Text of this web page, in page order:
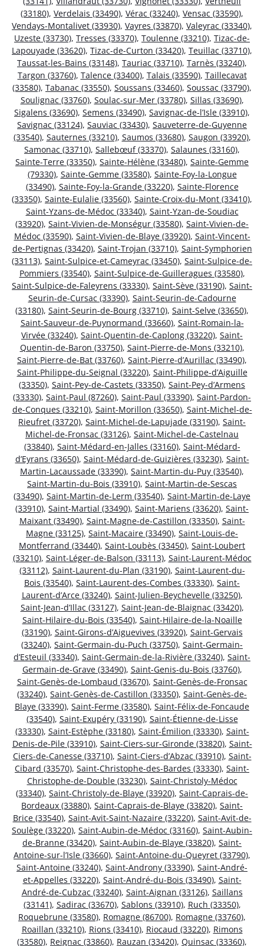
(33180), Verdelais (33490), Vérac (33240), Vensac (33590),
Vendays-Montalivet (33930), Vayres (33870), Valeyrac (33340),
Uzeste (33730), Tresses (33370), Toulenne (33210), Tizac-de-
Lapouyade (33620), Tizac-de-Curton (33420), Teuillac (33710),
Taussat-les-Bains (33148), Tauriac (33710), Tarnès (33240),
Targon (33760), Talence (33400), Talais (33590), Taillecavat
(33580), Tabanac (33550), Soussans (33460), Soussac (33790),
Soulignac (33760), Soulac-sur-Mer (33780), Sillas (33690),
Sigalens (33690), Semens (33490), Savignac-de-l’Isle (33910),
Savignac (33124), Sauviac (33430), Sauveterre-de-Guyenne
(33540), Sauternes (33210), Saumos (33680), Saugon (33920),
Samonac (33710), Sallebœuf (33370), Salaunes (33160),
Sainte-Terre (33350), Sainte-Hélène (33480), Sainte-Gemme
(79330), Sainte-Gemme (33580), Sainte-Foy-la-Longue
(33490), Sainte-Foy-la-Grande (33220), Sainte-Florence
(33350), Sainte-Eulalie (33560), Sainte-Croix-du-Mont (33410),
Saint-Yzans-de-Médoc (33340), Saint-Yzan-de-Soudiac
(33920), Saint-Vivien-de-Monségur (33580), Saint-Vivien-de-
Médoc (33590), Saint-Vivien-de-Blaye (33920), Saint-Vincent-
de-Pertignas (33420), Saint-Trojan (33710), Saint-Symphorien
(33113), Saint-Sulpice-et-Cameyrac (33450), Saint-Sulpice-de-
Pommiers (33540), Saint-Sulpice-de-Guilleragues (33580),
Saint-Sulpice-de-Faleyrens (33330), Saint-Sève (33190), Saint-
Seurin-de-Cursac (33390), Saint-Seurin-de-Cadourne
(33180), Saint-Seurin-de-Bourg (33710), Saint-Selve (33650),
Saint-Sauveur-de-Puynormand (33660), Saint-Romain-la-
Virvée (33240), Saint-Quentin-de-Caplong (33220), Saint-
Quentin-de-Baron (33750), Saint-Pierre-de-Mons (33210),
Saint-Pierre-de-Bat (33760), Saint-Pierre-d’Aurillac (33490),
Saint-Philippe-du-Seignal (33220), Saint-Philippe-d’Aiguille
(33350), Saint-Pey-de-Castets (33350), Saint-Pey-d’Armens
(33330), Saint-Paul (87260), Saint-Paul (33390), Saint-Pardon-
de-Conques (33210), Saint-Morillon (33650), Saint-Michel-de-
Rieufret (33720), Saint-Michel-de-Lapujade (33190), Saint-
Michel-de-Fronsac (33126), Saint-Michel-de-Castelnau
(33840), Saint-Médard-en-Jalles (33160), Saint-Médard-
d’Eyrans (33650), Saint-Médard-de-Guizières (33230), Saint-
Martin-Lacaussade (33390), Saint-Martin-du-Puy (33540),
Saint-Martin-du-Bois (33910), Saint-Martin-de-Sescas
(33490), Saint-Martin-de-Lerm (33540), Saint-Martin-de-Laye
(33910), Saint-Martial (33490), Saint-Mariens (33620), Saint-
Maixant (33490), Saint-Magne-de-Castillon (33350), Saint-
Magne (33125), Saint-Macaire (33490), Saint-Louis-de-
Montferrand (33440), Saint-Loubès (33450), Saint-Loubert
(33210), Saint-Léger-de-Balson (33113), Saint-Laurent-Médoc
(33112), Saint-Laurent-du-Plan (33190), Saint-Laurent-du-
Bois (33540), Saint-Laurent-des-Combes (33330), Saint-
Laurent-d’Arce (33240), Saint-Julien-Beychevelle (33250),
Saint-Jean-d’Illac (33127), Saint-Jean-de-Blaignac (33420),
Saint-Hilaire-du-Bois (33540), Saint-Hilaire-de-la-Noaille
(33190), Saint-Girons-d’Aiguevives (33920), Saint-Gervais
(33240), Saint-Germain-du-Puch (33750), Saint-Germain-
d’Esteuil (33340), Saint-Germain-de-la-Rivière (33240), Saint-
Germain-de-Grave (33490), Saint-Genis-du-Bois (33760),
Saint-Genès-de-Lombaud (33670), Saint-Genès-de-Fronsac
(33240), Saint-Genès-de-Castillon (33350), Saint-Genès-de-
Blaye (33390), Saint-Ferme (33580), Saint-Félix-de-Foncaude
(33540), Saint-Exupéry (33190), Saint-Étienne-de-Lisse
(33330), Saint-Estèphe (33180), Saint-Émilion (33330), Saint-
Denis-de-Pile (33910), Saint-Ciers-sur-Gironde (33820), Saint-
Ciers-de-Canesse (33710), Saint-Ciers-d’Abzac (33910), Saint-
Cibard (33570), Saint-Christophe-des-Bardes (33330), Saint-
Christophe-de-Double (33230), Saint-Christoly-Médoc
(33340), Saint-Christoly-de-Blaye (33920), Saint-Caprais-de-
Bordeaux (33880), Saint-Caprais-de-Blaye (33820), Saint-
Brice (33540), Saint-Avit-Saint-Nazaire (33220), Saint-Avit-de-
Soulège (33220), Saint-Aubin-de-Médoc (33160), Saint-Aubin-
de-Branne (33420), Saint-Aubin-de-Blaye (33820), Saint-
Antoine-sur-l’Isle (33660), Saint-Antoine-du-Queyret (33790),
Saint-Antoine (33240), Saint-Androny (33390), Saint-André-
et-Appelles (33220), Saint-André-du-Bois (33490), Saint-
André-de-Cubzac (33240), Saint-Aignan (33126), Saillans
(33141), Sadirac (33670), Sablons (33910), Ruch (33350),
Roquebrune (33580), Romagne (86700), Romagne (33760),
Roaillan (33210), Rions (33410), Riocaud (33220), Rimons
(33580), Reignac (33860), Rauzan (33420), Quinsac (33360),